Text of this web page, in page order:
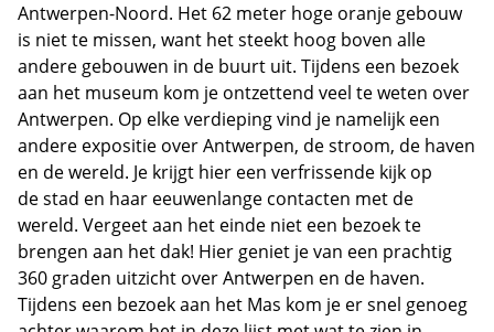
Antwerpen-Noord. Het 62 meter hoge oranje gebouw
is niet te missen, want het steekt hoog boven alle
andere gebouwen in de buurt uit. Tijdens een bezoek
aan het museum kom je ontzettend veel te weten over
Antwerpen. Op elke verdieping vind je namelijk een
andere expositie over Antwerpen, de stroom, de haven
en de wereld. Je krijgt hier een verfrissende kijk op
de stad en haar eeuwenlange contacten met de
wereld. Vergeet aan het einde niet een bezoek te
brengen aan het dak! Hier geniet je van een prachtig
360 graden uitzicht over Antwerpen en de haven.
Tijdens een bezoek aan het Mas kom je er snel genoeg